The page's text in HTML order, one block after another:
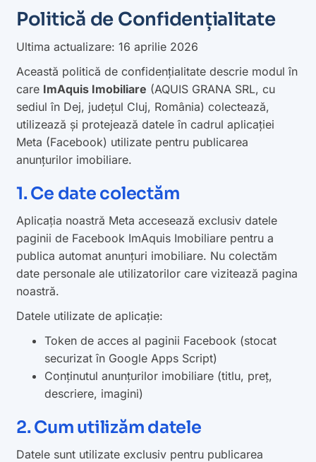
Politică de Confidențialitate
Ultima actualizare: 16 aprilie 2026
Această politică de confidențialitate descrie modul în
care ImAquis Imobiliare (AQUIS GRANA SRL, cu
sediul în Dej, județul Cluj, România) colectează,
utilizează și protejează datele în cadrul aplicației
Meta (Facebook) utilizate pentru publicarea
anunțurilor imobiliare.
1. Ce date colectăm
Aplicația noastră Meta accesează exclusiv datele
paginii de Facebook ImAquis Imobiliare pentru a
publica automat anunțuri imobiliare. Nu colectăm
date personale ale utilizatorilor care vizitează pagina
noastră.
Datele utilizate de aplicație:
Token de acces al paginii Facebook (stocat
securizat în Google Apps Script)
Conținutul anunțurilor imobiliare (titlu, preț,
descriere, imagini)
2. Cum utilizăm datele
Datele sunt utilizate exclusiv pentru publicarea